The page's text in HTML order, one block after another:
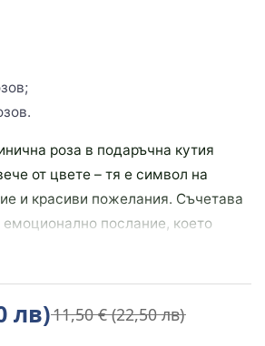
роза в подаръчна кутия
от цвете – тя е символ на
и красиви пожелания. Съчетава
емоционално послание, което
на свежите цветя – не увяхва
лв)11,50 € (22,50 лв)